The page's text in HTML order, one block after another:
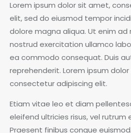
Lorem ipsum dolor sit amet,
elit, sed do eiusmod tempor
dolore magna aliqua. Ut enim ad
nostrud exercitation ullamco
ea commodo consequat. Duis
reprehenderit. Lorem ipsum
consectetur adipiscing elit.
Etiam vitae leo et diam
eleifend ultricies risus, vel
Praesent finibus congue